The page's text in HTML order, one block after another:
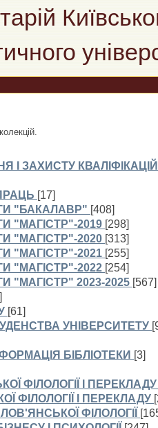
І ЗАХИСТУ
[17]
"БАКАЛАВР" [408]
"МАГІСТР"-2019 [298]
"МАГІСТР"-2020 [313]
"МАГІСТР"-2021 [255]
"МАГІСТР"-2022 [254]
"МАГІСТР" 2023-2025 [567]
[61]
УНІВЕРСИТЕТУ
БІБЛІОТЕКИ [3]
ФІЛОЛОГІЇ І ПЕРЕКЛАДУ
ФІЛОЛОГІЇ І ПЕРЕКЛАДУ
ФІЛОЛОГІЇ